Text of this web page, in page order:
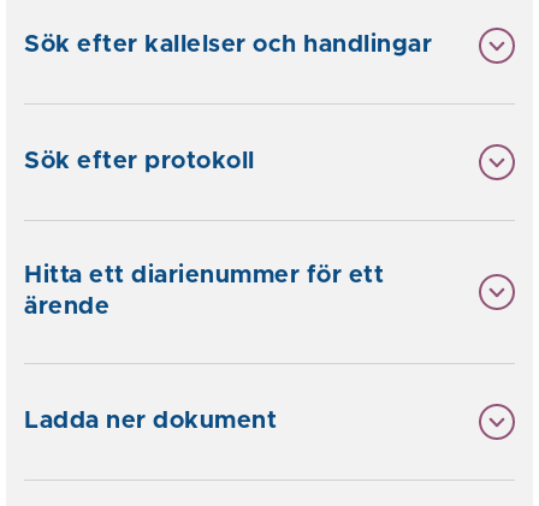
Sök efter kallelser och handlingar
Sök efter protokoll
Hitta ett diarienummer för ett
ärende
Ladda ner dokument